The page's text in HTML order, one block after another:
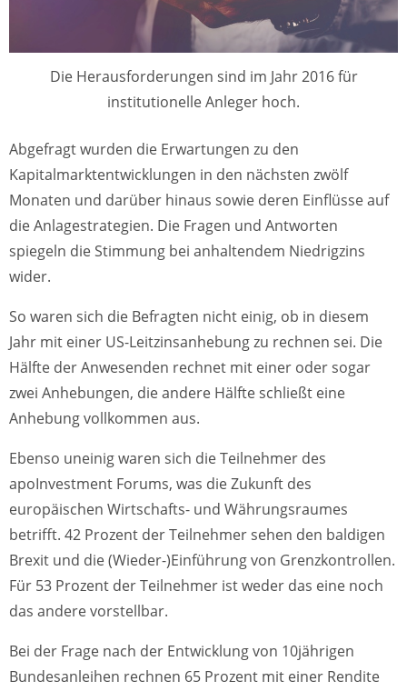
Die Herausforderungen sind im Jahr 2016 für
institutionelle Anleger hoch.
Abgefragt wurden die Erwartungen zu den
Kapitalmarktentwicklungen in den nächsten zwölf
Monaten und darüber hinaus sowie deren Einflüsse auf
die Anlagestrategien. Die Fragen und Antworten
spiegeln die Stimmung bei anhaltendem Niedrigzins
wider.
So waren sich die Befragten nicht einig, ob in diesem
Jahr mit einer US-Leitzinsanhebung zu rechnen sei. Die
Hälfte der Anwesenden rechnet mit einer oder sogar
zwei Anhebungen, die andere Hälfte schließt eine
Anhebung vollkommen aus.
Ebenso uneinig waren sich die Teilnehmer des
apoInvestment Forums, was die Zukunft des
europäischen Wirtschafts- und Währungsraumes
betrifft. 42 Prozent der Teilnehmer sehen den baldigen
Brexit und die (Wieder-)Einführung von Grenzkontrollen.
Für 53 Prozent der Teilnehmer ist weder das eine noch
das andere vorstellbar.
Bei der Frage nach der Entwicklung von 10jährigen
Bundesanleihen rechnen 65 Prozent mit einer Rendite